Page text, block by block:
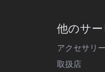
他のサー
アクセサリー
取扱店